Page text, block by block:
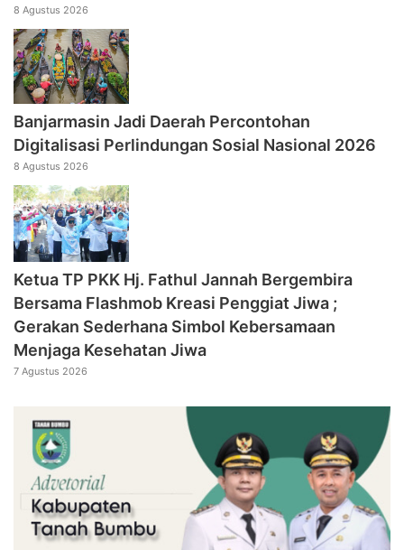
8 Agustus 2026
Banjarmasin Jadi Daerah Percontohan
Digitalisasi Perlindungan Sosial Nasional 2026
8 Agustus 2026
‎Ketua TP PKK Hj. Fathul Jannah Bergembira
Bersama Flashmob Kreasi Penggiat Jiwa ;
Gerakan Sederhana Simbol Kebersamaan
Menjaga Kesehatan Jiwa
7 Agustus 2026